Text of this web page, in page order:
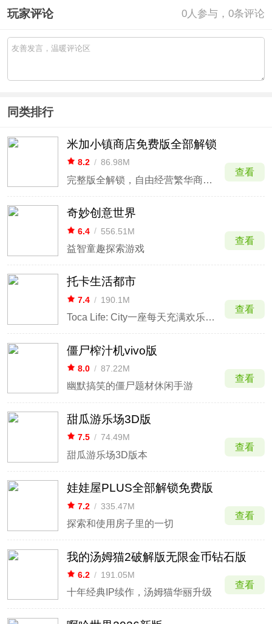
玩家评论 0人参与，0条评论
同类排行
米加小镇商店免费版全部解锁
8.2 / 86.98M
完整版全解锁，自由经营繁华商业街区。
查看
奇妙创意世界
6.4 / 556.51M
益智童趣探索游戏
查看
托卡生活都市
7.4 / 190.1M
Toca Life: City一座每天充满欢乐的城市
查看
僵尸榨汁机vivo版
8.0 / 87.22M
幽默搞笑的僵尸题材休闲手游
查看
甜瓜游乐场3D版
7.5 / 74.49M
甜瓜游乐场3D版本
查看
娃娃屋PLUS全部解锁免费版
7.2 / 335.47M
探索和使用房子里的一切
查看
我的汤姆猫2破解版无限金币钻石版
6.2 / 191.05M
十年经典IP续作，汤姆猫华丽升级
查看